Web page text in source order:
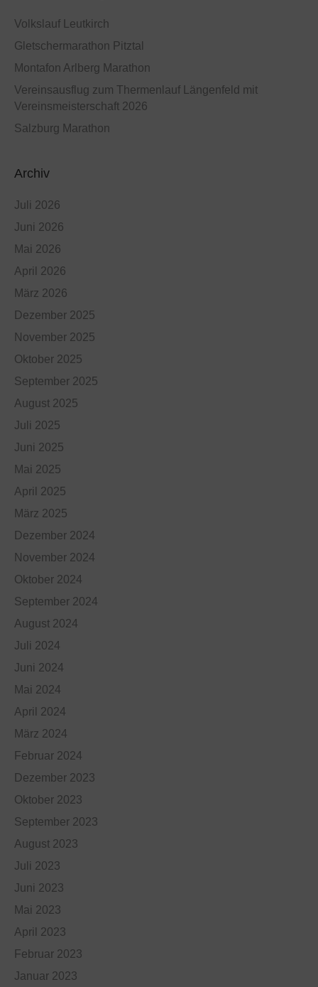
Volkslauf Leutkirch
Gletschermarathon Pitztal
Montafon Arlberg Marathon
Vereinsausflug zum Thermenlauf Längenfeld mit
Vereinsmeisterschaft 2026
Salzburg Marathon
Archiv
Juli 2026
Juni 2026
Mai 2026
April 2026
März 2026
Dezember 2025
November 2025
Oktober 2025
September 2025
August 2025
Juli 2025
Juni 2025
Mai 2025
April 2025
März 2025
Dezember 2024
November 2024
Oktober 2024
September 2024
August 2024
Juli 2024
Juni 2024
Mai 2024
April 2024
März 2024
Februar 2024
Dezember 2023
Oktober 2023
September 2023
August 2023
Juli 2023
Juni 2023
Mai 2023
April 2023
Februar 2023
Januar 2023